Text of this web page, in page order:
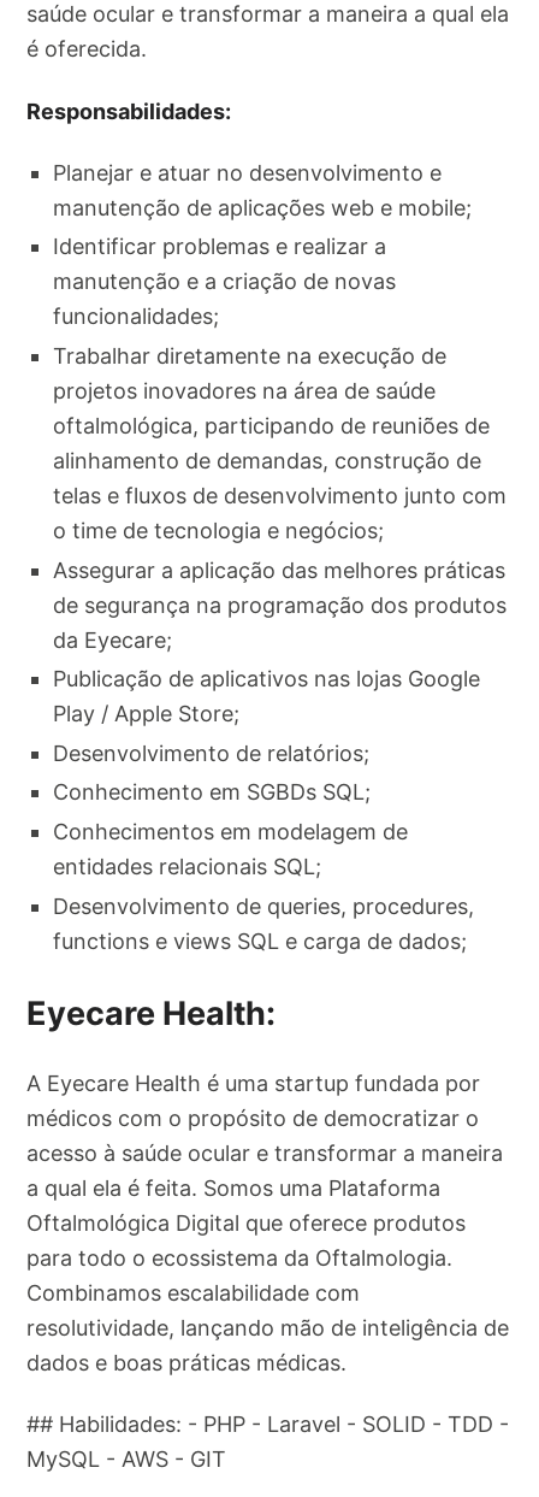
saúde ocular e transformar a maneira a qual ela
é oferecida.
Responsabilidades:
Planejar e atuar no desenvolvimento e
manutenção de aplicações web e mobile;
Identificar problemas e realizar a
manutenção e a criação de novas
funcionalidades;
Trabalhar diretamente na execução de
projetos inovadores na área de saúde
oftalmológica, participando de reuniões de
alinhamento de demandas, construção de
telas e fluxos de desenvolvimento junto com
o time de tecnologia e negócios;
Assegurar a aplicação das melhores práticas
de segurança na programação dos produtos
da Eyecare;
Publicação de aplicativos nas lojas Google
Play / Apple Store;
Desenvolvimento de relatórios;
Conhecimento em SGBDs SQL;
Conhecimentos em modelagem de
entidades relacionais SQL;
Desenvolvimento de queries, procedures,
functions e views SQL e carga de dados;
Eyecare Health:
A Eyecare Health é uma startup fundada por
médicos com o propósito de democratizar o
acesso à saúde ocular e transformar a maneira
a qual ela é feita. Somos uma Plataforma
Oftalmológica Digital que oferece produtos
para todo o ecossistema da Oftalmologia.
Combinamos escalabilidade com
resolutividade, lançando mão de inteligência de
dados e boas práticas médicas.
## Habilidades: - PHP - Laravel - SOLID - TDD -
MySQL - AWS - GIT